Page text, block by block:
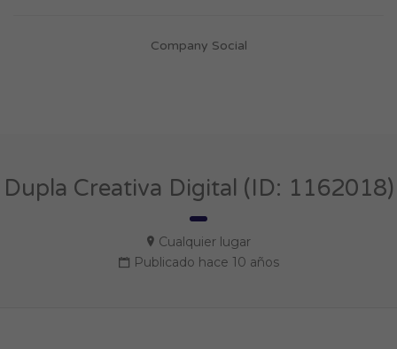
Company Social
Dupla Creativa Digital (ID: 1162018)
Cualquier lugar
Publicado hace 10 años